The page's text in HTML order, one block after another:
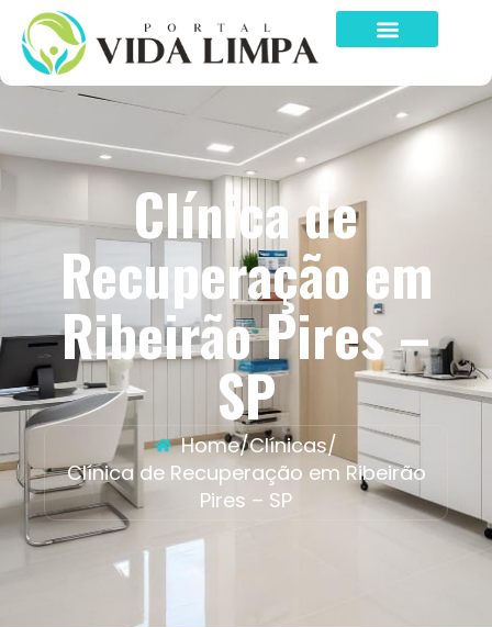
Clínica de
Recuperação em
Ribeirão Pires –
SP
Home/Clínicas/
Clínica de Recuperação em Ribeirão
Pires – SP